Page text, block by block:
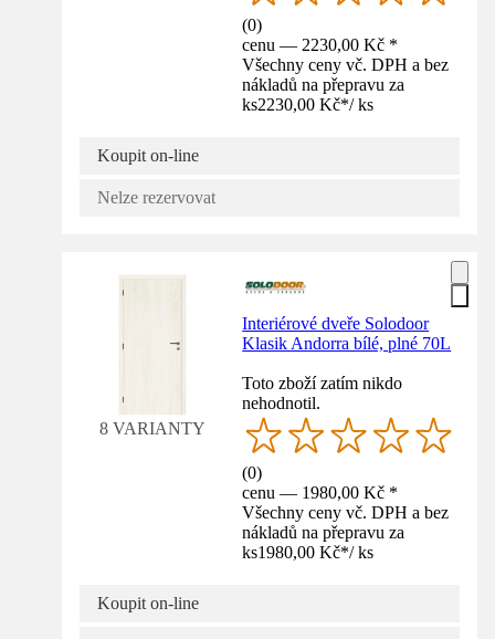
(0)
cenu — 2230,00 Kč *
Všechny ceny vč. DPH a bez
nákladů na přepravu za
ks2230,00 Kč*/ ks
Koupit on-line
Nelze rezervovat
8 VARIANTY
Interiérové dveře Solodoor
Klasik Andorra bílé, plné 70L
Toto zboží zatím nikdo
nehodnotil.
(0)
cenu — 1980,00 Kč *
Všechny ceny vč. DPH a bez
nákladů na přepravu za
ks1980,00 Kč*/ ks
Koupit on-line